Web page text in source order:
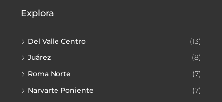
Explora
Del Valle Centro
(13)
Juárez
(8)
Roma Norte
(7)
Narvarte Poniente
(7)